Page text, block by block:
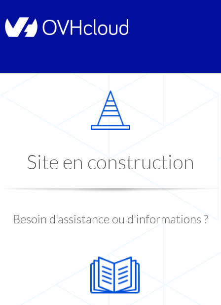
Site en construction
Besoin d'assistance ou d'informations ?